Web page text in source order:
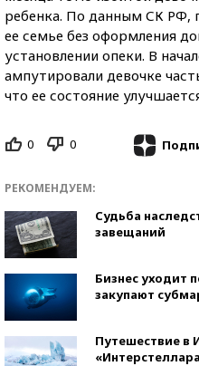
ребенка. По данным СК РФ,
ее семье без оформления
установлении опеки. В
ампутировали девочке
что ее состояние
0 0
РЕКОМЕНДУЕМ:
Судьба
завещаний
Бизнес уходит
закупают
Путешествие в